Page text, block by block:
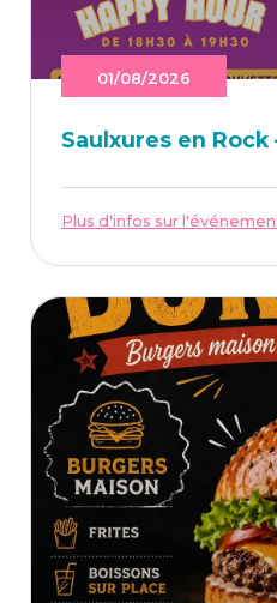
01/08/2026
Saulxures en
Plus d'infos sur